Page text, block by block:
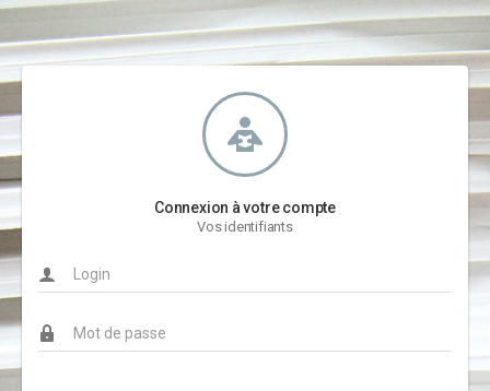
Connexion à votre compte
Vos identifiants